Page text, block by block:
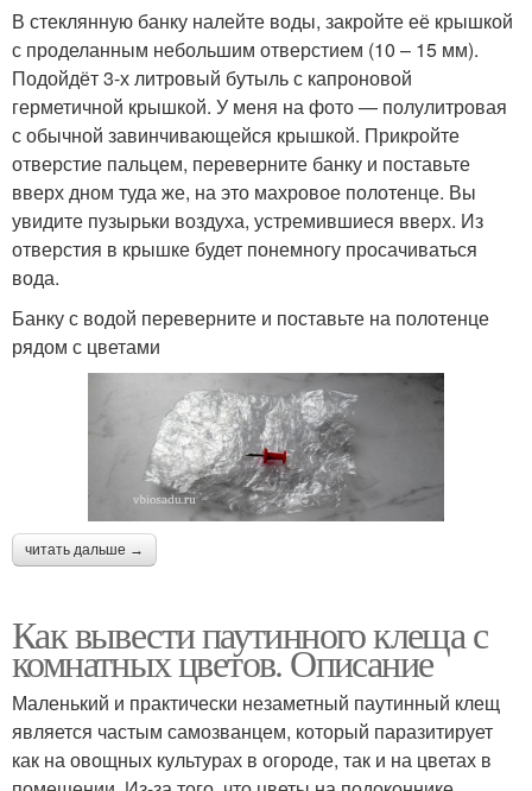
В стеклянную банку налейте воды, закройте её крышкой
с проделанным небольшим отверстием (10 – 15 мм).
Подойдёт 3-х литровый бутыль с капроновой
герметичной крышкой. У меня на фото — полулитровая
с обычной завинчивающейся крышкой. Прикройте
отверстие пальцем, переверните банку и поставьте
вверх дном туда же, на это махровое полотенце. Вы
увидите пузырьки воздуха, устремившиеся вверх. Из
отверстия в крышке будет понемногу просачиваться
вода.
Банку с водой переверните и поставьте на полотенце
рядом с цветами
читать дальше →
Как вывести паутинного клеща с
комнатных цветов. Описание
Маленький и практически незаметный паутинный клещ
является частым самозванцем, который паразитирует
как на овощных культурах в огороде, так и на цветах в